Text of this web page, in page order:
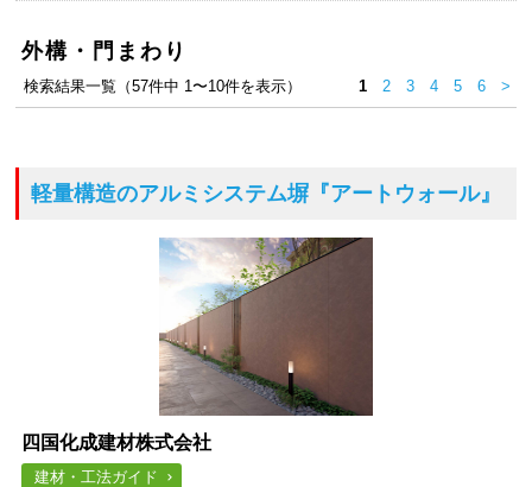
外構・門まわり
検索結果一覧（57件中 1〜10件を表示） 1 2 3 4 5 6 >
軽量構造のアルミシステム塀 『アートウォール』
四国化成建材株式会社
建材・工法ガイド